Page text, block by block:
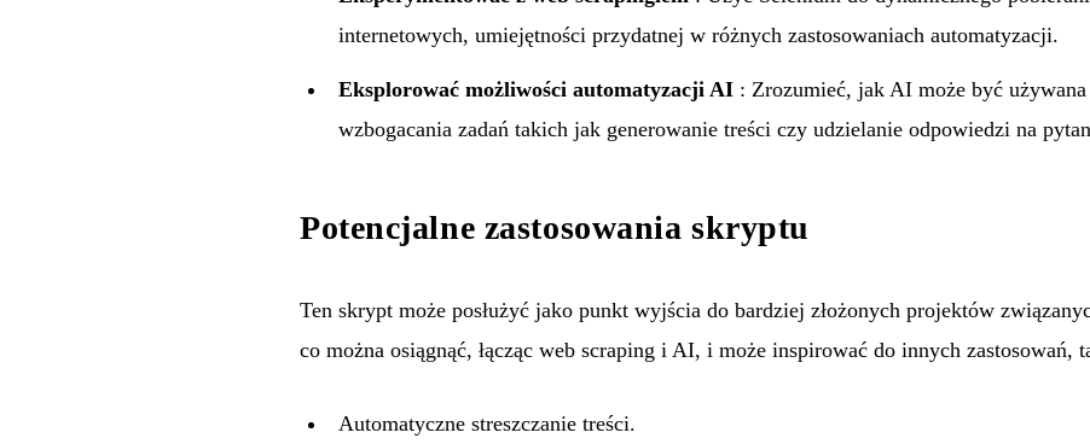
internetowych, umiejętności przydatnej w różnych zastosowaniach automatyzacji.
Eksplorować możliwości automatyzacji AI : Zrozumieć, jak AI może być
wzbogacania zadań takich jak generowanie treści czy udzielanie odpowiedzi na
Potencjalne zastosowania skryptu
Ten skrypt może posłużyć jako punkt wyjścia do bardziej złożonych projektów
co można osiągnąć, łącząc web scraping i AI, i może inspirować do innych zastosowań,
Automatyczne streszczanie treści.